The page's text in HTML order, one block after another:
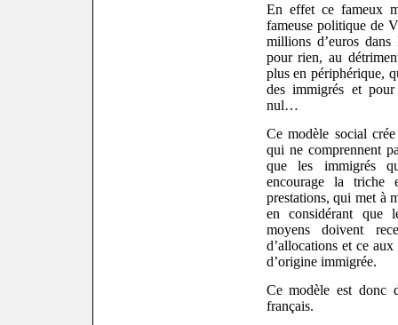
En effet ce fameux
fameuse politique de
millions d’euros dans
pour rien, au
plus en périphérique,
des immigrés et
nul…
Ce modèle social crée
qui ne comprennent
que les immigrés
encourage la triche
prestations, qui met à
en considérant que
moyens doivent
d’allocations et ce
d’origine immigrée.
Ce modèle est donc
français.